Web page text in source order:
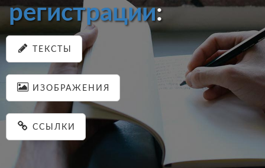
регистрации:
ТЕКСТЫ
ИЗОБРАЖЕНИЯ
ССЫЛКИ